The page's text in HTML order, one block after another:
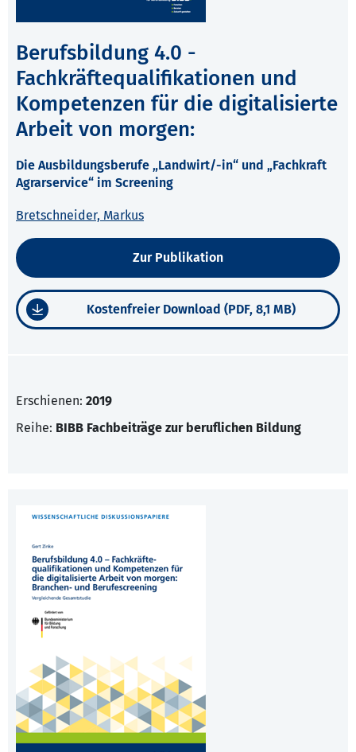
Berufsbildung 4.0 -
Fachkräftequalifikationen und
Kompetenzen für die digitalisierte
Arbeit von morgen:
Die Ausbildungsberufe „Landwirt/-in“ und „Fachkraft
Agrarservice“ im Screening
Bretschneider, Markus
Zur Publikation
Kostenfreier Download (PDF, 8,1 MB)
Erschienen: 2019
Reihe: BIBB Fachbeiträge zur beruflichen Bildung